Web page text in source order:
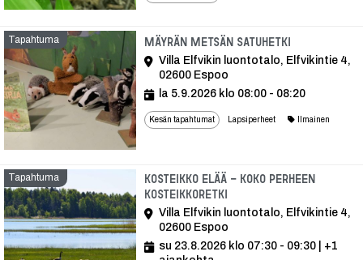
Tapahtuma Mäyrän metsän satuhetki
Villa Elfvikin luontotalo, Elfvikintie 4,
02600 Espoo
la 5.9.2026 klo 08:00 - 08:20
Kesän tapahtumat Lapsiperheet Ilmainen
Tapahtuma
Kosteikko elää - koko perheen
kosteikkoretki
Villa Elfvikin luontotalo, Elfvikintie 4,
02600 Espoo
su 23.8.2026 klo 07:30 - 09:30 | +1